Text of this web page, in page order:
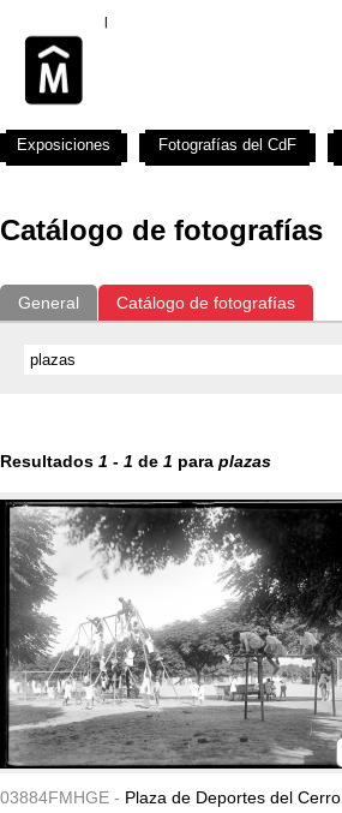
Catálogo de fotografías
General Catálogo de fotografías
Resultados 1 - 1 de 1 para plazas
03884FMHGE - Plaza de Deportes del Cerro.
Exposiciones Fotografías del CdF